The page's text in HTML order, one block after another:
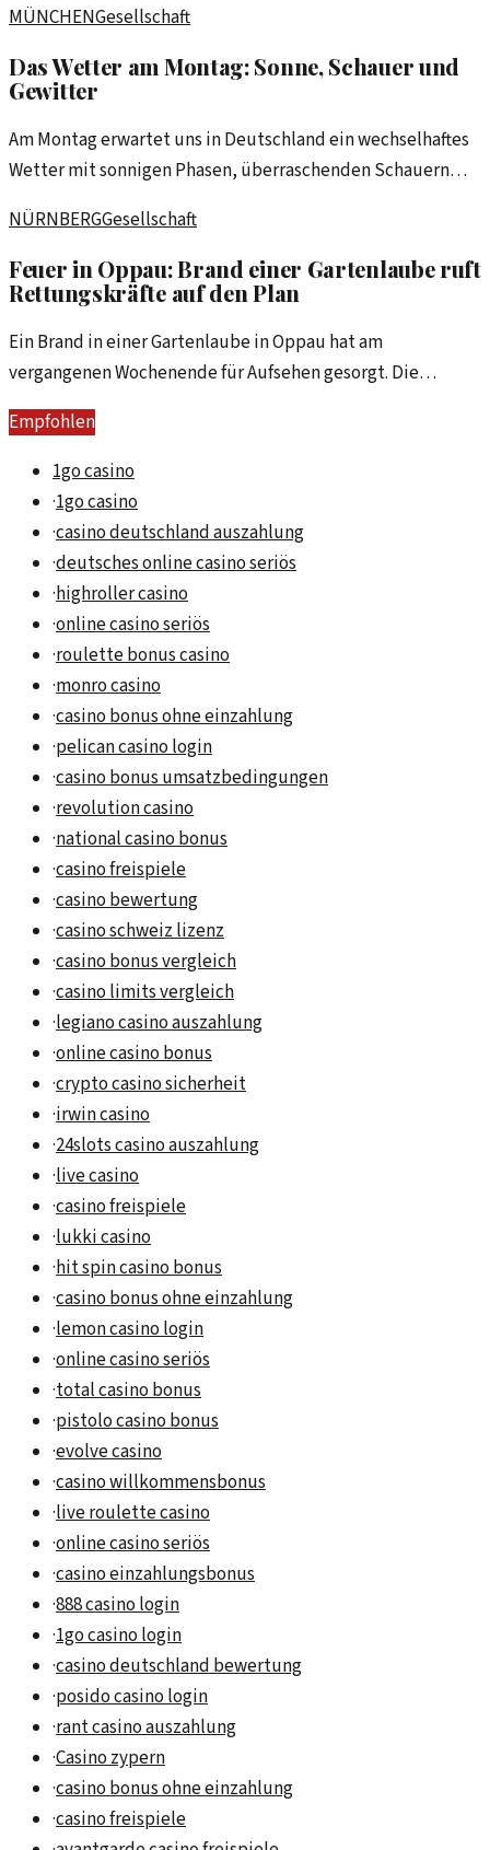
Polizei verständigte.
MÜNCHENGesellschaft
Das Wetter am Montag: Sonne, Schauer und
Gewitter
Am Montag erwartet uns in Deutschland ein wechselhaftes
Wetter mit sonnigen Phasen, überraschenden Schauern
meteorologischen Besonderheiten des Tages.
NÜRNBERGGesellschaft
Feuer in Oppau: Brand einer Gartenlaube ruft
Rettungskräfte auf den Plan
Ein Brand in einer Gartenlaube in Oppau hat am
vergangenen Wochenende für Aufsehen gesorgt. Die
Feuerwehr war schnell vor Ort und konnte Schlimmeres
verhindern.
Empfohlen
1go casino
·1go casino
·casino deutschland auszahlung
·deutsches online casino seriös
·highroller casino
·online casino seriös
·roulette bonus casino
·monro casino
·casino bonus ohne einzahlung
·pelican casino login
·casino bonus umsatzbedingungen
·revolution casino
·national casino bonus
·casino freispiele
·casino bewertung
·casino schweiz lizenz
·casino bonus vergleich
·casino limits vergleich
·legiano casino auszahlung
·online casino bonus
·crypto casino sicherheit
·irwin casino
·24slots casino auszahlung
·live casino
·casino freispiele
·lukki casino
·hit spin casino bonus
·casino bonus ohne einzahlung
·lemon casino login
·online casino seriös
·total casino bonus
·pistolo casino bonus
·evolve casino
·casino willkommensbonus
·live roulette casino
·online casino seriös
·casino einzahlungsbonus
·888 casino login
·1go casino login
·casino deutschland bewertung
·posido casino login
·rant casino auszahlung
·Casino zypern
·casino bonus ohne einzahlung
·casino freispiele